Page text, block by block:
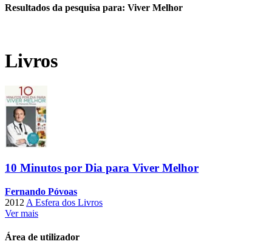
Resultados da pesquisa para: Viver Melhor
Livros
10 Minutos por Dia para Viver Melhor
Fernando Póvoas
2012 A Esfera dos Livros
Ver mais
Área de utilizador